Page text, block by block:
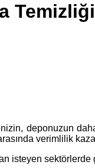
Temizliği
deponuzun
verimlilik
isteyen